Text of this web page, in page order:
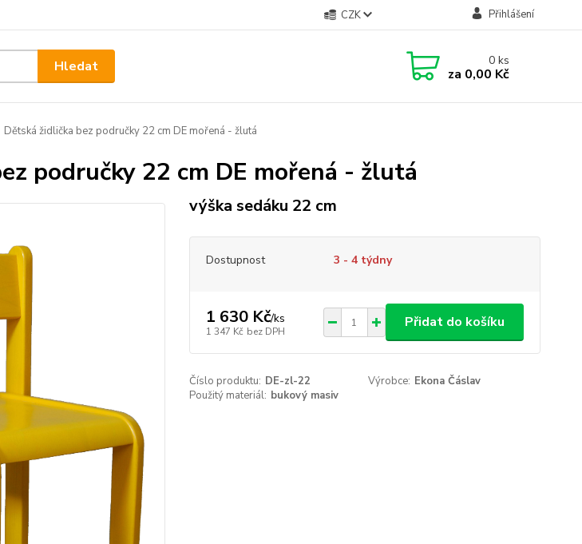
CZK Přihlášení
Hledat 0ks
za 0,00 Kč
Dětská židlička bez područky 22 cm DE mořená - žlutá
područky 22 cm DE mořená - žlutá
výška sedáku 22 cm
Dostupnost 3 - 4 týdny
1 630 Kč/ks
1 347 Kč bez DPH
Přidat do košíku
Číslo produktu: DE-zl-22 Výrobce: Ekona Čáslav
Použitý materiál: bukový masiv